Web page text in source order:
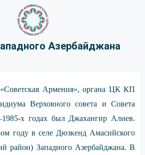
Азербайджана
«Советская Армения», органа ЦК КП
Верховного совета и Совета
х годах был Джахангир Алиев.
году в селе Дюзкенд Амасийского
район) Западного Азербайджана. В